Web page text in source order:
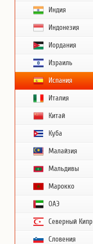
Индия
Индонезия
Иордания
Израиль
Испания
Италия
Китай
Куба
Малайзия
Мальдивы
Марокко
ОАЭ
Северный Кипр
Словения